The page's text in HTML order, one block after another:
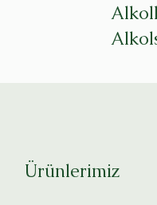
Ürünlerimiz